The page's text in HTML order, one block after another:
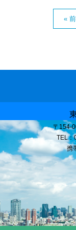
«
〒154-
TEL：
携